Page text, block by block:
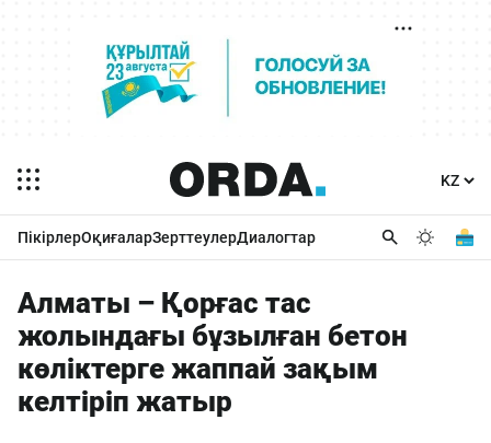
ПікірлерОқиғаларЗерттеулерДиалогтар
Алматы – Қорғас тас
жолындағы бұзылған бетон
көліктерге жаппай зақым
келтіріп жатыр